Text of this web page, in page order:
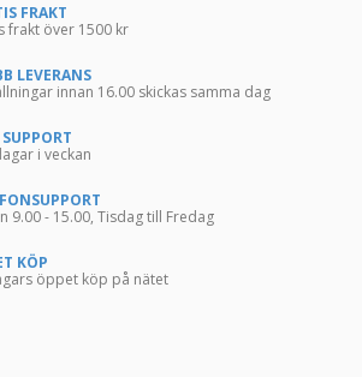
FRAKT
frakt över 1500 kr
LEVERANS
innan 16.00 skickas samma dag
SUPPORT
i veckan
9.00 - 15.00, Tisdag till Fredag
KÖP
öppet köp på nätet